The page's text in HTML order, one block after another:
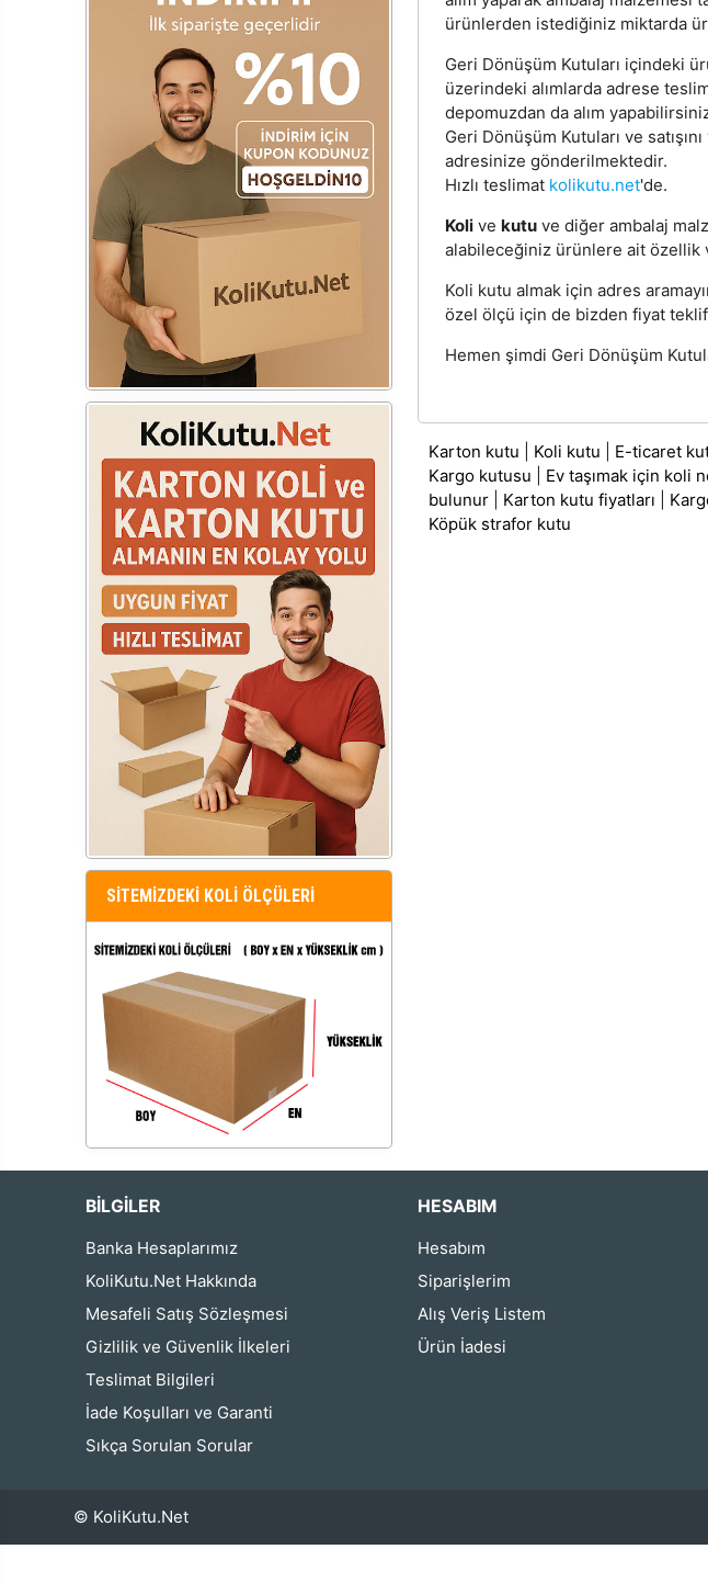
SİTEMİZDEKİ KOLİ ÖLÇÜLERİ
ürünlerden istediğiniz miktarda
Geri Dönüşüm Kutuları içindeki
üzerindeki alımlarda adrese
depomuzdan da alım
Geri Dönüşüm Kutuları ve
adresinize gönderilmektedir.
Hızlı teslimat kolikutu.net'de.
Kolive kutuve diğer ambalaj
alabileceğiniz ürünlere ait
Koli kutu almak için adres
özel ölçü için de bizden fiyat
Hemen şimdi Geri Dönüşüm
Karton kutu Koli kutu E-ticaret
Kargo kutusu
Ev taşımak için koli
bulunur| Karton kutu fiyatları
Köpük strafor kutu
BİLGİLER
Banka Hesaplarımız
KoliKutu.Net Hakkında
Mesafeli Satış Sözleşmesi
Gizlilik ve Güvenlik İlkeleri
Teslimat Bilgileri
İade Koşulları ve Garanti
Sıkça Sorulan Sorular
HESABIM
Hesabım
Siparişlerim
Alış Veriş Listem
Ürün İadesi
© KoliKutu.Net